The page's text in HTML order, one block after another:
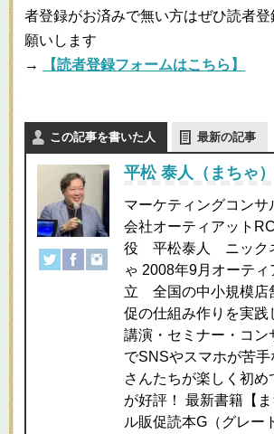
者登録がお済みで無い方はぜひ読者
願いします
→
【読者登録フォームはこちら】
この記事を書いた人 最新の記事
平松 泰人（まちゃ）
マーケティングコンサ
会社オーティアット
役 平松泰人 ニック
ゃ 2008年9月オーテ
立 全国の中小規模店
促の仕組み作りを実践
講演・セミナー・コン
でSNSやスマホが苦
さんたちが楽しく初め
が好評！ 最新書籍【
ル販促読本G（グレー